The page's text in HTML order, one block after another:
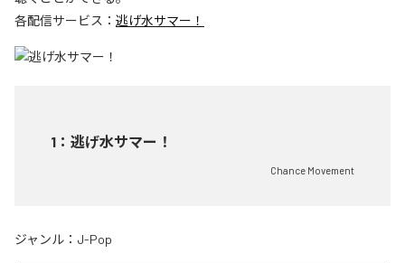
各配信サービス： 逃げ水サマー！
1 ： 逃げ水サマー！
Chance Movement
ジャンル： J-Pop